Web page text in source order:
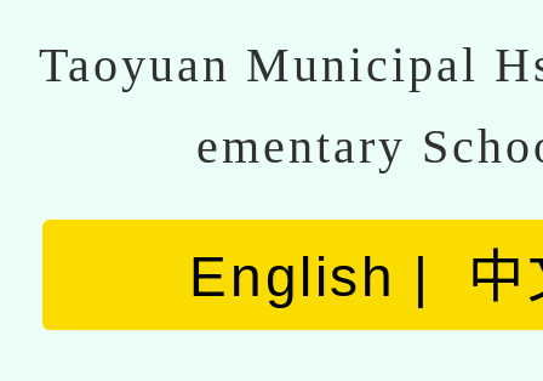
Taoyuan Municipal
ementary
English 中